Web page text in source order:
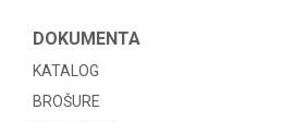
DOKUMENTA
KATALOG
BROŠURE